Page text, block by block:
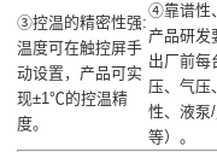
③控温的精密性强:
温度可在触控屏手
动设置，产品可实
现±1℃的控温精
度。
④靠谱性
产品研发
出厂前每
压、气压
性、液泵
等）。